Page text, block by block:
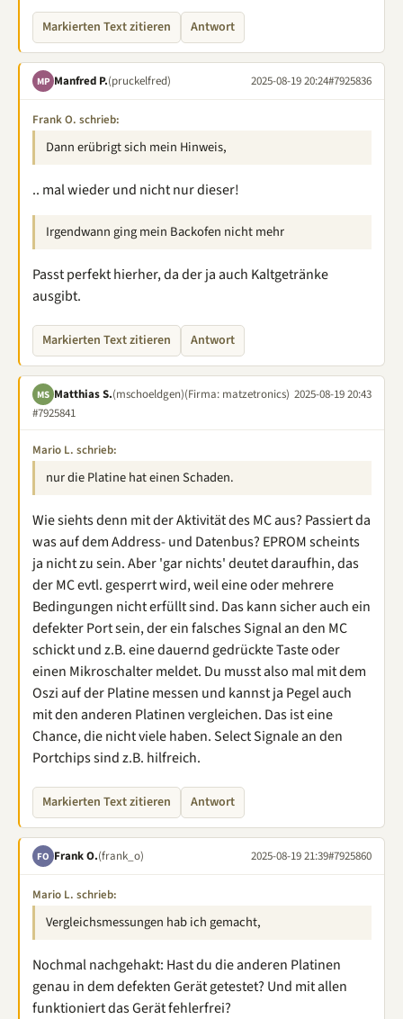
Markierten Text zitieren Antwort
MP Manfred P.(pruckelfred) 2025-08-19 20:24#7925836
Frank O. schrieb:
Dann erübrigt sich mein Hinweis,
.. mal wieder und nicht nur dieser!
Irgendwann ging mein Backofen nicht mehr
Passt perfekt hierher, da der ja auch Kaltgetränke
ausgibt.
Markierten Text zitieren Antwort
MS Matthias S.(mschoeldgen)(Firma: matzetronics) 2025-08-19 20:43
#7925841
Mario L. schrieb:
nur die Platine hat einen Schaden.
Wie siehts denn mit der Aktivität des MC aus? Passiert da
was auf dem Address- und Datenbus? EPROM scheints
ja nicht zu sein. Aber 'gar nichts' deutet daraufhin, das
der MC evtl. gesperrt wird, weil eine oder mehrere
Bedingungen nicht erfüllt sind. Das kann sicher auch ein
defekter Port sein, der ein falsches Signal an den MC
schickt und z.B. eine dauernd gedrückte Taste oder
einen Mikroschalter meldet. Du musst also mal mit dem
Oszi auf der Platine messen und kannst ja Pegel auch
mit den anderen Platinen vergleichen. Das ist eine
Chance, die nicht viele haben. Select Signale an den
Portchips sind z.B. hilfreich.
Markierten Text zitieren Antwort
FO Frank O.(frank_o) 2025-08-19 21:39#7925860
Mario L. schrieb:
Vergleichsmessungen hab ich gemacht,
Nochmal nachgehakt: Hast du die anderen Platinen
genau in dem defekten Gerät getestet? Und mit allen
funktioniert das Gerät fehlerfrei?